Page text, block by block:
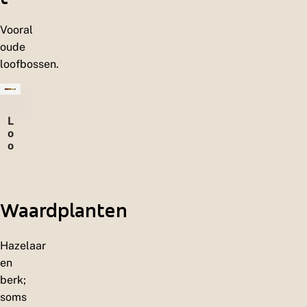
Vooral
oude
loofbossen.
L
o
o
s
e
Waardplanten
Hazelaar
en
berk;
soms